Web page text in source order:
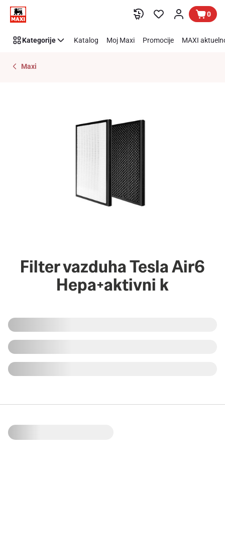
Preskoči link 0
Kategorije Katalog Moj Maxi Promocije MAXI
Maxi
Filter vazduha Tesla Air6
Hepa+aktivni k